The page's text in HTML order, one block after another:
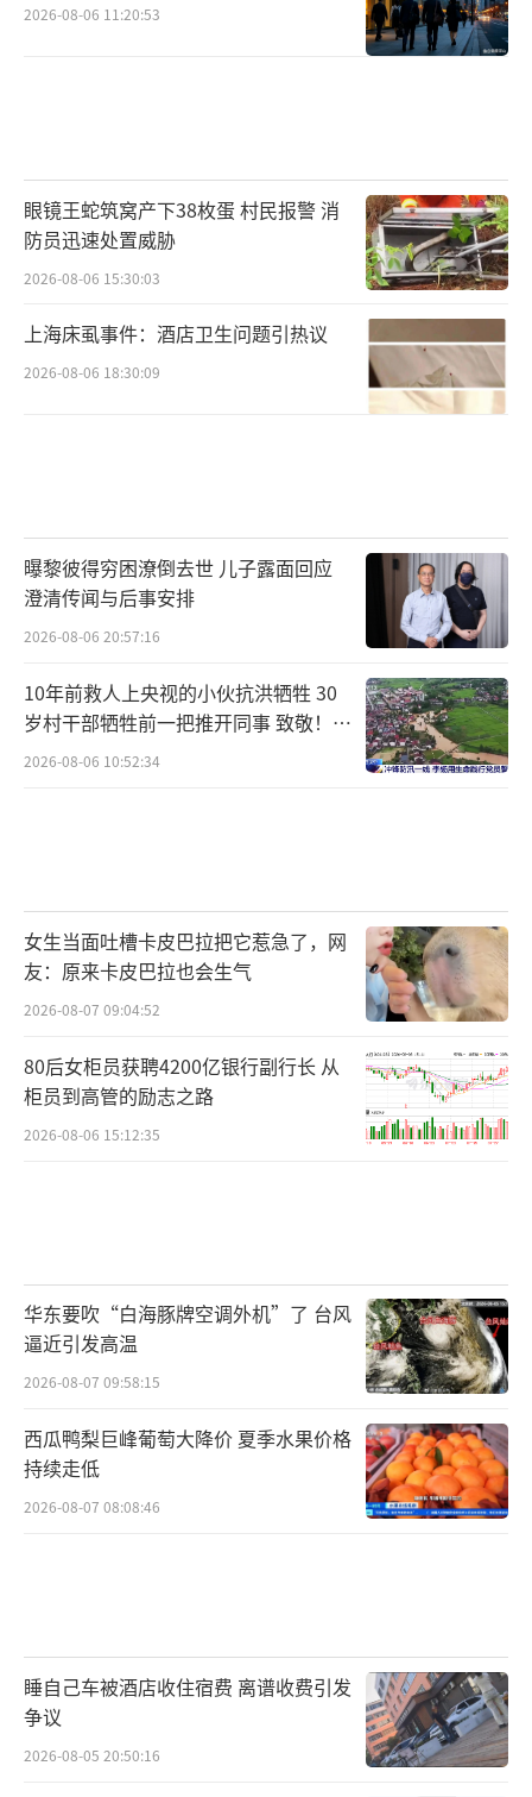
建“基础研究—临床转化—产业落地”完整生
本土产业高质量发展的坚定决心。其核心使命
是为粤港澳大湾区的创新药械企业提供普惠性
技术支撑，本质在于降低创新企业的临床转化
够使医院和研究者更加聚焦于临床诊疗与药械
创新本身，从而系统性提升区域临床研究的整
常局限于文献层面，虽想对接临床需求却缺乏
有效路径；临床有丰富资源，但不知如何转化
为科研课题和产业化成果；企业虽有优质产
品，却对法规、政策和专业实验流程不熟悉。
而深圳医学科学院的目标，就是打破这些壁
垒、整合各类资源。”她认为，这项成果不是
孤例，而是深圳医学科学院在医研产融合上的
完整的闭环。
ConBrella封堵器的成功上市，是深圳“医
研产”深度协同创新模式的一次成功实践。该
成果的落地，验证了由公共服务平台整合资
源、头部医院提供临床验证、企业主导产品研
发的协作路径的有效性。未来，粤港澳大湾区
转化成本，缩短研发周期，助力粤港澳大湾区
建设世界一流的生物医药创新生态。（责任编辑：z
x0002）
2026-08-06 11:20:53
眼镜王蛇筑窝产下38枚蛋 村民报警 消
防员迅速处置威胁
2026-08-06 15:30:03
上海床虱事件：酒店卫生问题引热议
2026-08-06 18:30:09
曝黎彼得穷困潦倒去世 儿子露面回应
澄清传闻与后事安排
2026-08-06 20:57:16
10年前救人上央视的小伙抗洪牺牲 30
岁村干部牺牲前一把推开同事 致敬！送
别！
2026-08-06 10:52:34
女生当面吐槽卡皮巴拉把它惹急了，网
友：原来卡皮巴拉也会生气
2026-08-07 09:04:52
80后女柜员获聘4200亿银行副行长 从
柜员到高管的励志之路
2026-08-06 15:12:35
华东要吹“白海豚牌空调外机”了 台风
逼近引发高温
2026-08-07 09:58:15
西瓜鸭梨巨峰葡萄大降价 夏季水果价格
持续走低
2026-08-07 08:08:46
睡自己车被酒店收住宿费 离谱收费引发
争议
2026-08-05 20:50:16